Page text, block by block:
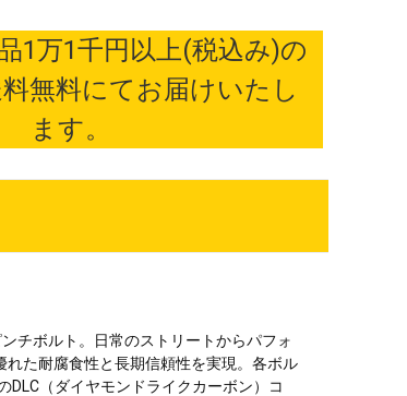
1万1千円以上(税込み)の
無料にてお届けいたし
ます。
チボルト。日常のストリートからパフォ
た耐腐食性と長期信頼性を実現。各ボル
（ダイヤモンドライクカーボン）コ